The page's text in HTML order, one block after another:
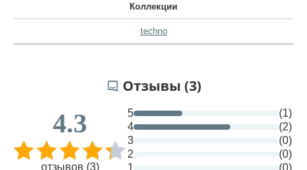
Коллекции
techno
Отзывы (3)
4.3
отзывов (3)
5
(1)
4
(2)
3
(0)
2
(0)
1
(0)